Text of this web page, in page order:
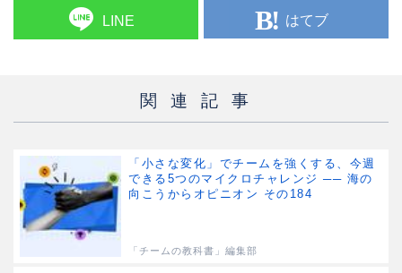
LINE はてブ
関連記事
「小さな変化」でチームを強くする、今週
できる5つのマイクロチャレンジ ── 海の
向こうからオピニオン その184
「チームの教科書」編集部